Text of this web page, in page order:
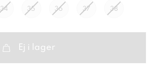
34 35 36 37 38
Ej i lager